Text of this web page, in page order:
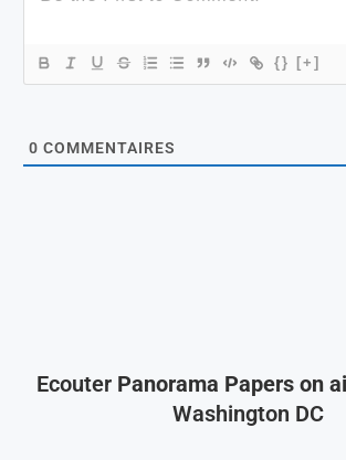
{} [+]
0 COMMENTAIRES
Ecouter Panorama Papers on
Washington DC